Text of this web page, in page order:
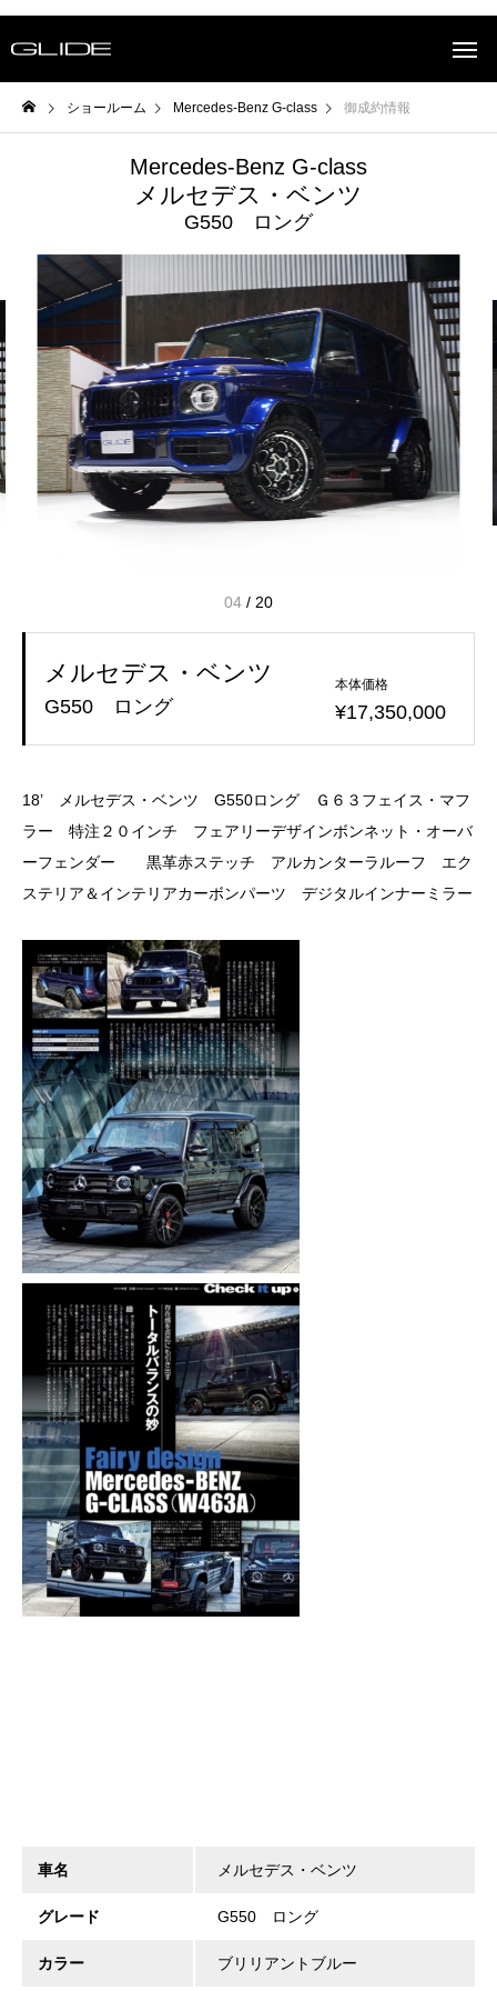
ショールーム Mercedes-Benz G-class 御成約情報
Mercedes-Benz G-class
メルセデス・ベンツ
G550 ロング
04 / 20
メルセデス・ベンツ
G550 ロング
本体価格
¥17,350,000
18’ メルセデス・ベンツ G550ロング Ｇ６３フェイス・マフ
ラー 特注２０インチ フェアリーデザインボンネット・オーバ
ーフェンダー 黒革赤ステッチ アルカンターラルーフ エク
ステリア＆インテリアカーボンパーツ デジタルインナーミラー
車名 メルセデス・ベンツ
グレード G550 ロング
カラー ブリリアントブルー